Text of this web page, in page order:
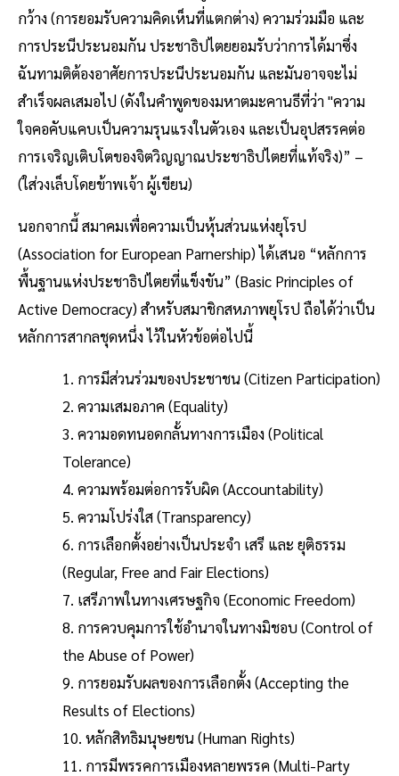
กว้าง (การยอมรับความคิดเห็นที่แตกต่าง) ความร่วมมือ และ
การประนีประนอมกัน ประชาธิปไตยยอมรับว่าการได้มาซึ่ง
ฉันทามติต้องอาศัยการประนีประนอมกัน และมันอาจจะไม่
สำเร็จผลเสมอไป (ดังในคำพูดของมหาตมะคานธีที่ว่า "ความ
ใจคอคับแคบเป็นความรุนแรงในตัวเอง และเป็นอุปสรรคต่อ
การเจริญเติบโตของจิตวิญญาณประชาธิปไตยที่แท้จริง)” –
(ใส่วงเล็บโดยข้าพเจ้า ผู้เขียน)
นอกจากนี้ สมาคมเพื่อความเป็นหุ้นส่วนแห่งยุโรป
(Association for European Parnership) ได้เสนอ “หลักการ
พื้นฐานแห่งประชาธิปไตยที่แข็งขัน” (Basic Principles of
Active Democracy) สำหรับสมาชิกสหภาพยุโรป ถือได้ว่าเป็น
หลักการสากลชุดหนึ่ง ไว้ในหัวข้อต่อไปนี้
1. การมีส่วนร่วมของประชาชน (Citizen Participation)
2. ความเสมอภาค (Equality)
3. ความอดทนอดกลั้นทางการเมือง (Political
Tolerance)
4. ความพร้อมต่อการรับผิด (Accountability)
5. ความโปร่งใส (Transparency)
6. การเลือกตั้งอย่างเป็นประจำ เสรี และ ยุติธรรม
(Regular, Free and Fair Elections)
7. เสรีภาพในทางเศรษฐกิจ (Economic Freedom)
8. การควบคุมการใช้อำนาจในทางมิชอบ (Control of
the Abuse of Power)
9. การยอมรับผลของการเลือกตั้ง (Accepting the
Results of Elections)
10. หลักสิทธิมนุษยชน (Human Rights)
11. การมีพรรคการเมืองหลายพรรค (Multi-Party